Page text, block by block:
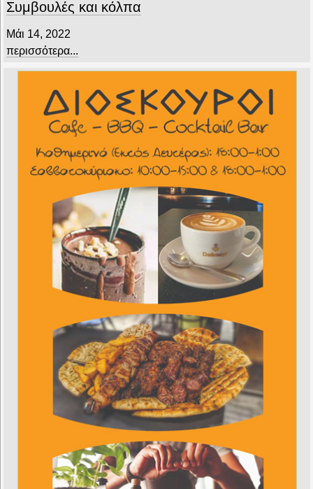
Συμβουλές και κόλπα
Μάι 14, 2022
περισσότερα...